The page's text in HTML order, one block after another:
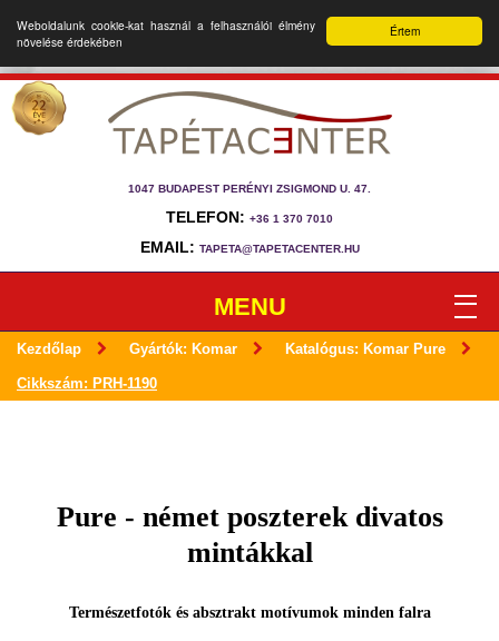
Értem
Weboldalunk cookie-kat használ a felhasználói élmény
növelése érdekében
1047 BUDAPEST PERÉNYI ZSIGMOND U. 47.
TELEFON: +36 1 370 7010
EMAIL: TAPETA@TAPETACENTER.HU
MENU
Kezdőlap Gyártók: Komar Katalógus: Komar Pure
Cikkszám: PRH-1190
Pure - német poszterek divatos
mintákkal
Természetfotók és absztrakt motívumok minden falra